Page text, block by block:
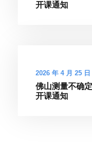
开课通知
2026 年 4 月 25 日
佛山测量不确
开课通知